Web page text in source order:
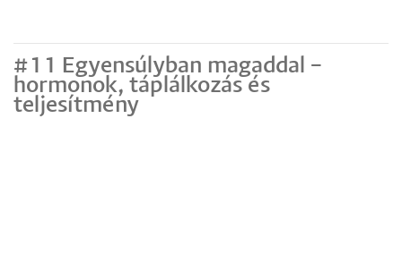
#11 Egyensúlyban magaddal –
hormonok, táplálkozás és
teljesítmény